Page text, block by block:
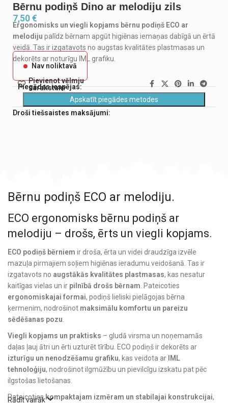
Bērnu podiņš Dino ar melodiju zils
7,50€
Ergonomisks un viegli kopjams bērnu podiņš ECO ar
melodiju palīdz bērnam apgūt higiēnas iemaņas dabīgā un ērtā
veidā. Tas ir izgatavots no augstas kvalitātes plastmasas un
dekorēts ar noturīgu IML grafiku.
Nav noliktavā
Pievienot vēlmju
sarakstam
Piegādes iespējas:
Apskatīt piegādes metodes
Droši tiešsaistes maksājumi:
Bērnu podiņš ECO ar melodiju.
ECO ergonomisks bērnu podiņš ar
melodiju – drošs, ērts un viegli kopjams.
ECO podiņš bērniem ir droša, ērta un videi draudzīga izvēle
mazuļa pirmajiem soļiem higiēnas ieradumu veidošanā. Tas ir
izgatavots no augstākās kvalitātes plastmasas, kas nesatur
kaitīgas vielas un ir pilnībā drošs bērnam . Pateicoties
ergonomiskajai formai, podiņš lieliski pielāgojas bērna
ķermenim, nodrošinot maksimālu komfortu un pareizu
sēdēšanas pozu
Viegli kopjams un praktisks – gludā virsma un noņemamās
daļas ļauj ātri un ērti uzturēt tīrību. ECO podiņš ir dekorēts ar
izturīgu un nenodzēšamu grafiku, kas veidota ar IML
tehnoloģiju, nodrošinot ilgmūžību un pievilcīgu izskatu pat pēc
ilgstošas lietošanas.
Pateicotieskompaktajam izmēram un stabilajai konstrukcijai,
Rādīt vairāk